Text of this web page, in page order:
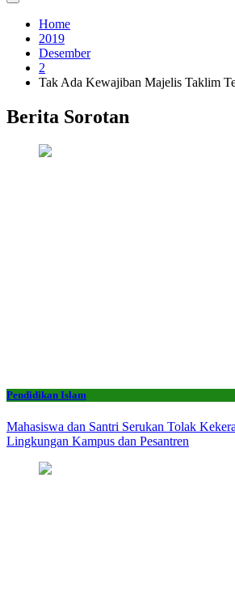
Home
2019
Desember
2
Tak Ada Kewajiban Majelis Taklim
Berita Sorotan
Pendidikan Islam
Mahasiswa dan Santri Serukan Tolak
Lingkungan Kampus dan Pesantren